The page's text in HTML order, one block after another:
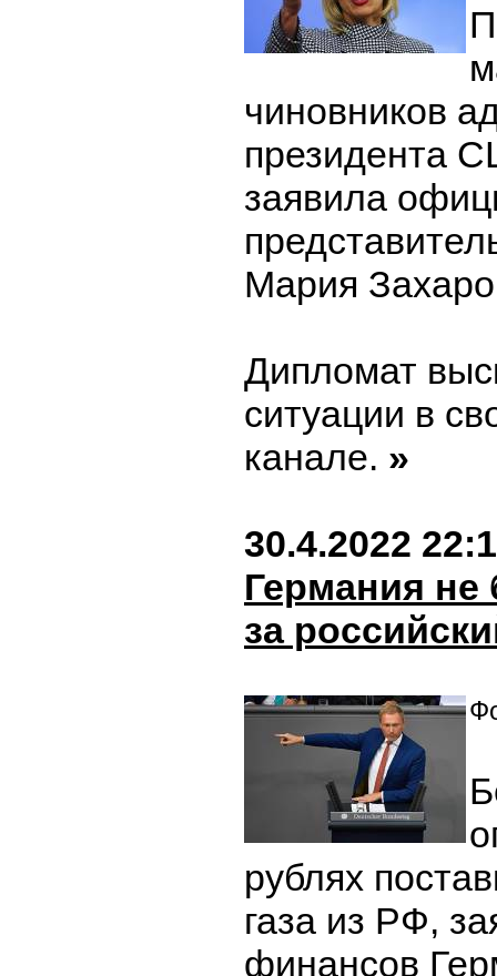
чиновников
президента
заявила
Мария
Дипломат
ситуации в
канале. »
30.4.2022
Германия не
за
рублях
газа из РФ,
финансов